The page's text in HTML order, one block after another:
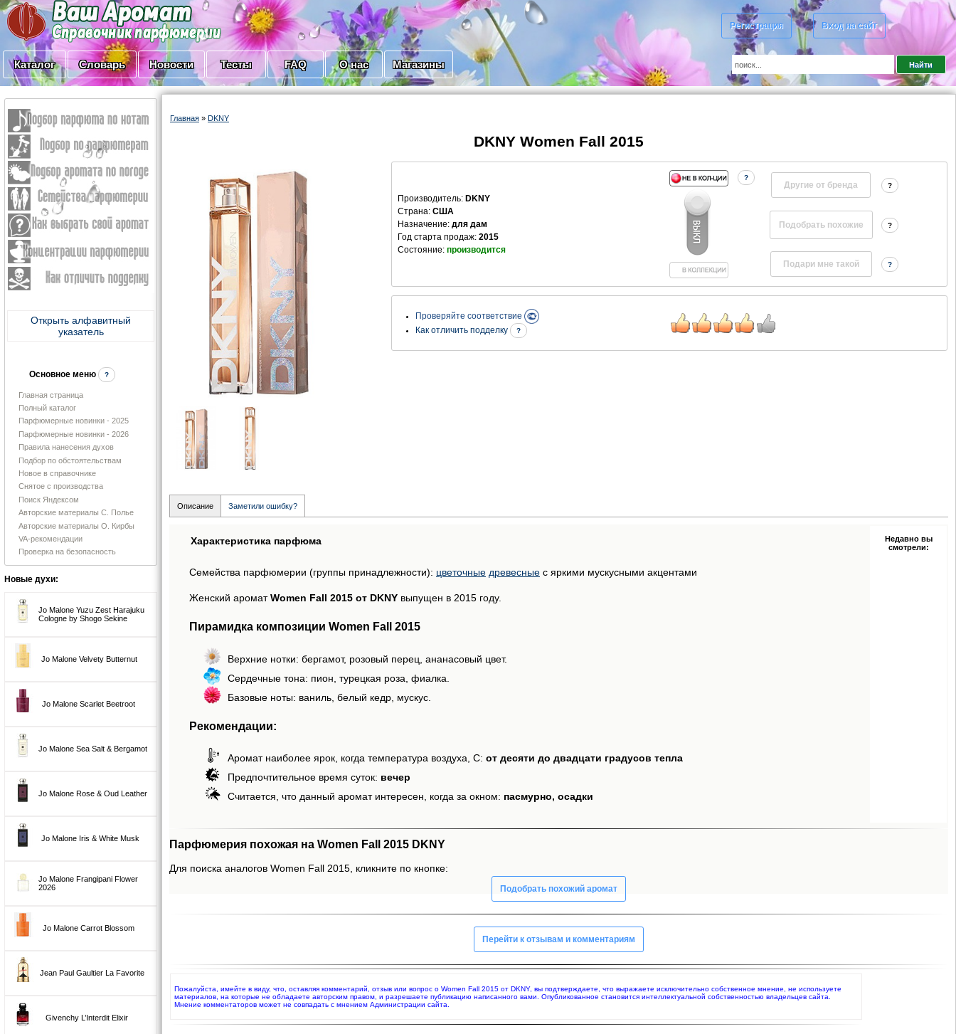
Регистрация Вход на сайт
Каталог Словарь Новости Тесты FAQ О нас Магазины
Открыть алфавитный
указатель
Основное меню ?
Главная страница
Полный каталог
Парфюмерные новинки - 2025
Парфюмерные новинки - 2026
Правила нанесения духов
Подбор по обстоятельствам
Новое в справочнике
Снятое с производства
Поиск Яндексом
Авторские материалы С. Полье
Авторские материалы О. Кирбы
VA-рекомендации
Проверка на безопасность
Новые духи:
Jo Malone Yuzu Zest Harajuku
Cologne by Shogo Sekine
Jo Malone Velvety Butternut
Jo Malone Scarlet Beetroot
Jo Malone Sea Salt & Bergamot
Jo Malone Rose & Oud Leather
Jo Malone Iris & White Musk
Jo Malone Frangipani Flower
2026
Jo Malone Carrot Blossom
Jean Paul Gaultier La Favorite
Givenchy L’Interdit Elixir
Главная » DKNY
DKNY Women Fall 2015
Производитель: DKNY
Страна: США
Назначение: для дам
Год старта продаж: 2015
Состояние: производится
?
Другие от бренда ?
?
?
Проверяйте соответствие
Как отличить подделку
?
Описание Заметили ошибку?
Характеристика парфюма
Семейства парфюмерии (группы принадлежности): цветочные древесные с яркими мускусными акцентами
Женский ароматWomen Fall 2015 от DKNY выпущен в 2015 году.
Пирамидка композиции Women Fall 2015
Верхние нотки: бергамот, розовый перец, ананасовый цвет.
Сердечные тона: пион, турецкая роза, фиалка.
Базовые ноты: ваниль, белый кедр, мускус.
Рекомендации:
Аромат наиболее ярок, когда температура воздуха, С: от десяти до двадцати градусов тепла
Предпочтительное время суток: вечер
Считается, что данный аромат интересен, когда за окном: пасмурно, осадки
Недавно вы
смотрели:
Парфюмерия похожая на Women Fall 2015 DKNY
Для поиска аналогов Women Fall 2015, кликните по кнопке:
Подобрать похожий аромат
Перейти к отзывам и комментариям
Пожалуйста, имейте в виду, что, оставляя комментарий, отзыв или вопрос о Women Fall 2015 от DKNY, вы подтверждаете, что выражаете исключительно собственное мнение, не используете
материалов, на которые не обладаете авторским правом, и разрешаете публикацию написанного вами. Опубликованное становится интеллектуальной собственностью владельцев сайта.
Мнение комментаторов может не совпадать с мнением Администрации сайта.